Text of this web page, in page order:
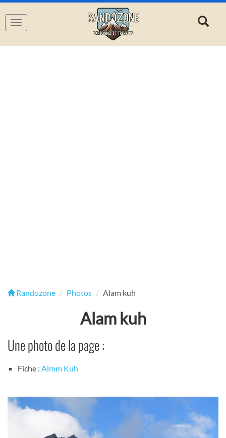
Navigation
Randozone Photos Alam kuh
Alam kuh
Une photo de la page :
Fiche : Almm Kuh